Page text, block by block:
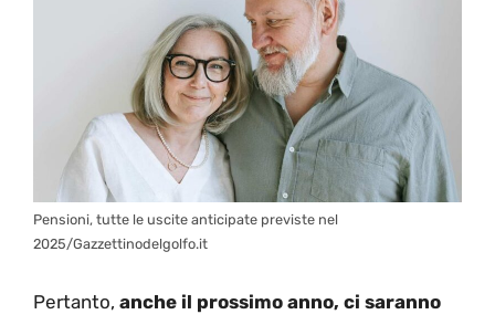
Pensioni, tutte le uscite anticipate previste nel
2025/Gazzettinodelgolfo.it
Pertanto, anche il prossimo anno, ci saranno